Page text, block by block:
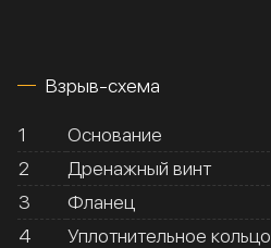
Взрыв-схема
1
Основание
2
Дренажный винт
3
Фланец
4
Уплотнительное кольцо